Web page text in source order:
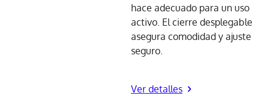
hace adecuado para un uso
activo. El cierre desplegable
asegura comodidad y ajuste
seguro.
Ver detalles